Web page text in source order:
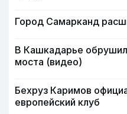
Город Самарканд
В Кашкадарье
моста (видео)
Бехруз Каримов
европейский клуб